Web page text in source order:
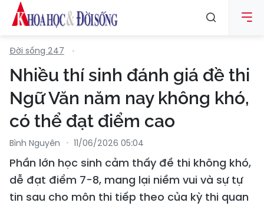
Đời sống 247
Nhiều thí sinh đánh giá đề thi
Ngữ Văn năm nay không khó,
có thể đạt điểm cao
Bình Nguyên 11/06/2026 05:04
Phần lớn học sinh cảm thấy đề thi không khó,
dễ đạt điểm 7-8, mang lại niềm vui và sự tự
tin sau cho môn thi tiếp theo của kỳ thi quan